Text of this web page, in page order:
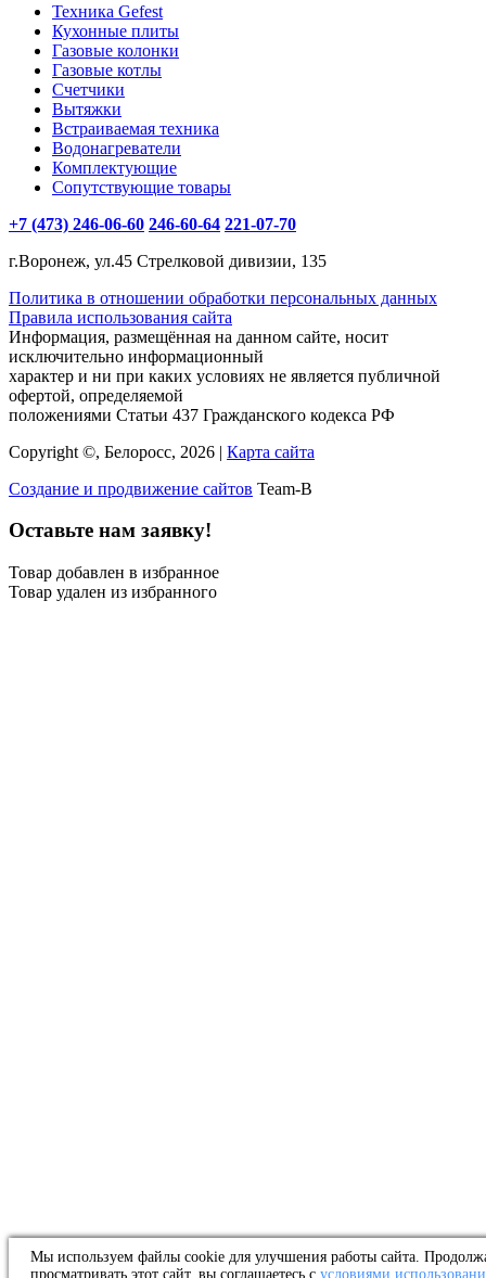
Техника Gefest
Кухонные плиты
Газовые колонки
Газовые котлы
Счетчики
Вытяжки
Встраиваемая техника
Водонагреватели
Комплектующие
Сопутствующие товары
+7 (473) 246-06-60 246-60-64 221-07-70
г.Воронеж, ул.45 Стрелковой дивизии, 135
Политика в отношении обработки персональных данных
Правила использования сайта
Информация, размещённая на данном сайте, носит
исключительно информационный
характер и ни при каких условиях не является публичной
офертой, определяемой
положениями Статьи 437 Гражданского кодекса РФ
Copyright ©, Белоросс, 2026 | Карта сайта
Создание и продвижение сайтов Team-B
Оставьте нам заявку!
Товар добавлен в избранное
Товар удален из избранного
Мы используем файлы cookie для улучшения работы сайта.
просматривать этот сайт, вы соглашаетесь с условиями